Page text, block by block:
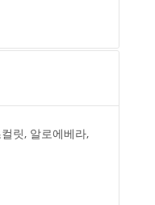
릿, 알로에베라,